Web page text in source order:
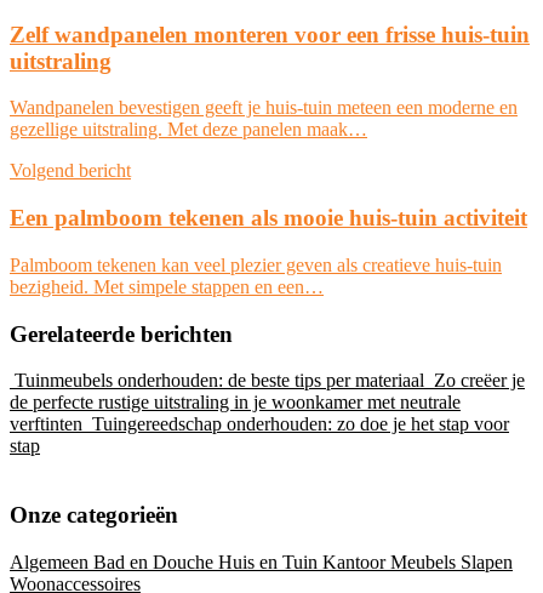
Zelf wandpanelen monteren voor een frisse huis-tuin
uitstraling
Wandpanelen bevestigen geeft je huis-tuin meteen een moderne en
gezellige uitstraling. Met deze panelen maak…
Volgend bericht
Een palmboom tekenen als mooie huis-tuin activiteit
Palmboom tekenen kan veel plezier geven als creatieve huis-tuin
bezigheid. Met simpele stappen en een…
Gerelateerde berichten
Tuinmeubels onderhouden: de beste tips per materiaal Zo creëer je
de perfecte rustige uitstraling in je woonkamer met neutrale
verftinten Tuingereedschap onderhouden: zo doe je het stap voor
stap
Onze categorieën
Algemeen Bad en Douche Huis en Tuin KantoorMeubels Slapen
Woonaccessoires